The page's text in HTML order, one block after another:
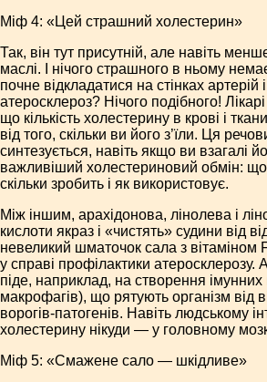
Міф 4: «Цей страшний холестерин»
Так, він тут присутній, але навіть
маслі. І нічого страшного в ньому
почне відкладатися на стінках артерій
атеросклероз? Нічого подібного!
що кількість холестерину в крові і
від того, скільки ви його з’їли. Ця
синтезується, навіть якщо ви взагалі
важливіший холестериновий обмін: що
скільки зробить і як використовує.
Між іншим, арахідонова, лінолева і
кислоти якраз і «чистять» судини від
невеликий шматочок сала з вітаміном
у справі профілактики атеросклерозу.
піде, наприклад, на створення імунних
макрофагів), що рятують організм від
ворогів-патогенів. Навіть людському
холестерину нікуди — у головному
Міф 5: «Смажене сало — шкідливе»